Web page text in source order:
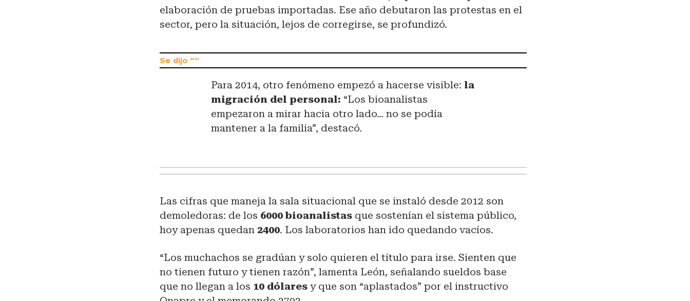
elaboración de pruebas importadas. Ese año debutaron las protestas en el
sector, pero la situación, lejos de corregirse, se profundizó.
Para 2014, otro fenómeno empezó a hacerse visible: la
migración del personal: “Los bioanalistas
empezaron a mirar hacia otro lado… no se podía
mantener a la familia”, destacó.
Las cifras que maneja la sala situacional que se instaló desde 2012 son
demoledoras: de los 6000 bioanalistas que sostenían el sistema público,
hoy apenas quedan 2400. Los laboratorios han ido quedando vacíos.
“Los muchachos se gradúan y solo quieren el título para irse. Sienten que
no tienen futuro y tienen razón”, lamenta León, señalando sueldos base
que no llegan a los 10 dólares y que son “aplastados” por el instructivo